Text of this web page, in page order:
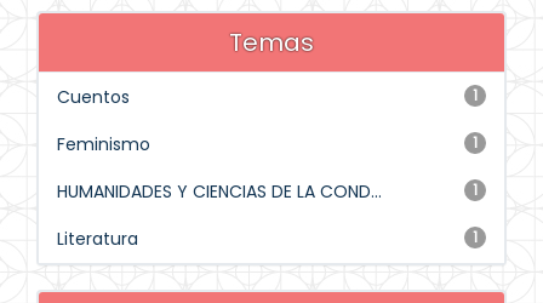
Temas
1
Cuentos
1
Feminismo
1
HUMANIDADES Y CIENCIAS DE LA COND...
1
Literatura